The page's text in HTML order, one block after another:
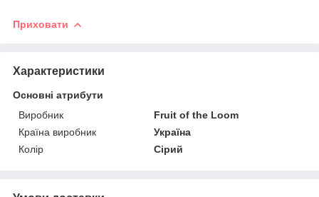
Приховати
Характеристики
Основні атрибути
Виробник
Fruit of the Loom
Країна виробник
Україна
Колір
Сірий